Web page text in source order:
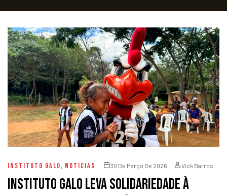
INSTITUTO GALO, NOTICIAS 30 De Março De 2026 Vick Barros
Instituto Galo leva solidariedade à